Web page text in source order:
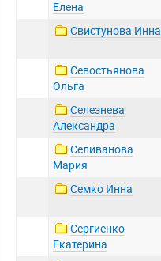
Елена
Свистунова Инна
Севостьянова
Ольга
Селезнева
Александра
Селиванова
Мария
Семко Инна
Сергиенко
Екатерина